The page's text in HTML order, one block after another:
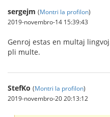
sergejm (Montri la profilon)
2019-novembro-14 15:39:43
Genroj estas en multaj
pli multe.
StefKo (Montri la profilon)
2019-novembro-20 20:13:12